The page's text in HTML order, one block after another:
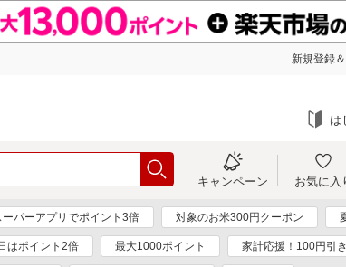
新規登録
は
キャンペーン お気に入
パーアプリでポイント3倍 対象のお米300円クーポン
はポイント2倍 最大1000ポイント 家計応援！100円引